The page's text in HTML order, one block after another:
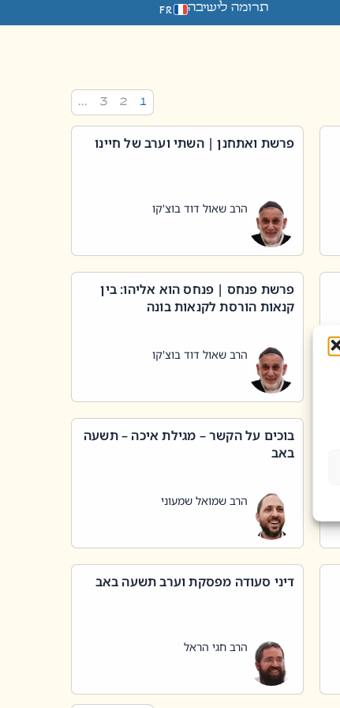
תרומה לישיבה FR
1
2
3
…
פרשת ואתחנן | השתי וערב של חיינו
הרב שאול דוד בוצ'קו
פרשת פנחס | פנחס הוא אליהו: בין
קנאות הורסת לקנאות בונה
הרב שאול דוד בוצ'קו
בוכים על הקשר – מגילת איכה – תשעה
באב
הרב שמואל שמעוני
דיני סעודה מפסקת וערב תשעה באב
הרב חגי הראל